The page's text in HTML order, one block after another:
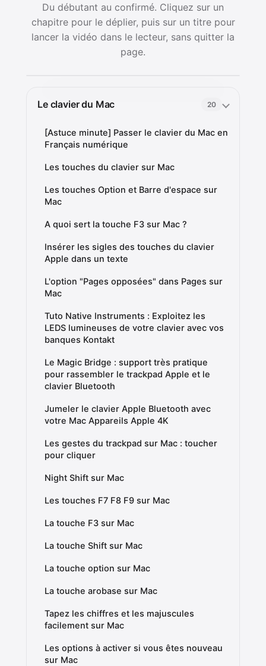
Du débutant au confirmé. Cliquez sur un
chapitre pour le déplier, puis sur un titre pour
lancer la vidéo dans le lecteur, sans quitter la
page.
Le clavier du Mac 20
[Astuce minute] Passer le clavier du Mac en
Français numérique
Les touches du clavier sur Mac
Les touches Option et Barre d'espace sur
Mac
A quoi sert la touche F3 sur Mac ?
Insérer les sigles des touches du clavier
Apple dans un texte
L'option "Pages opposées" dans Pages sur
Mac
Tuto Native Instruments : Exploitez les
LEDS lumineuses de votre clavier avec vos
banques Kontakt
Le Magic Bridge : support très pratique
pour rassembler le trackpad Apple et le
clavier Bluetooth
Jumeler le clavier Apple Bluetooth avec
votre Mac Appareils Apple 4K
Les gestes du trackpad sur Mac : toucher
pour cliquer
Night Shift sur Mac
Les touches F7 F8 F9 sur Mac
La touche F3 sur Mac
La touche Shift sur Mac
La touche option sur Mac
La touche arobase sur Mac
Tapez les chiffres et les majuscules
facilement sur Mac
Les options à activer si vous êtes nouveau
sur Mac